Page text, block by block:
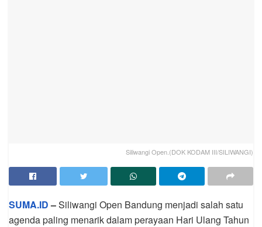
Siliwangi Open.(DOK KODAM III/SILIWANGI)
SUMA.ID–Siliwangi Open Bandung menjadi salah satu
agenda paling menarik dalam perayaan Hari Ulang Tahun